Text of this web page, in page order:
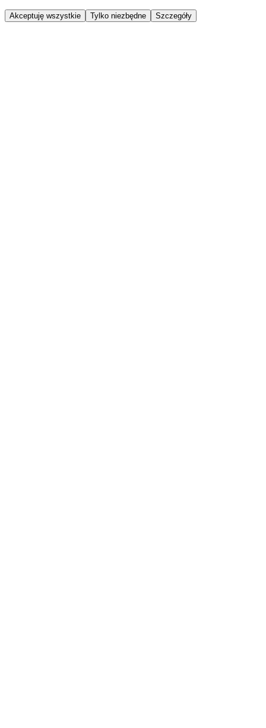
Akceptuję wszystkie Tylko niezbędne Szczegóły